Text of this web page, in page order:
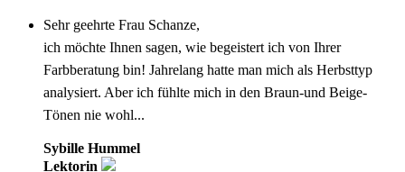
Sehr geehrte Frau Schanze,
ich möchte Ihnen sagen, wie begeistert ich von Ihrer
Farbberatung bin! Jahrelang hatte man mich als Herbsttyp
analysiert. Aber ich fühlte mich in den Braun-und Beige-
Tönen nie wohl...
Sybille Hummel
Lektorin